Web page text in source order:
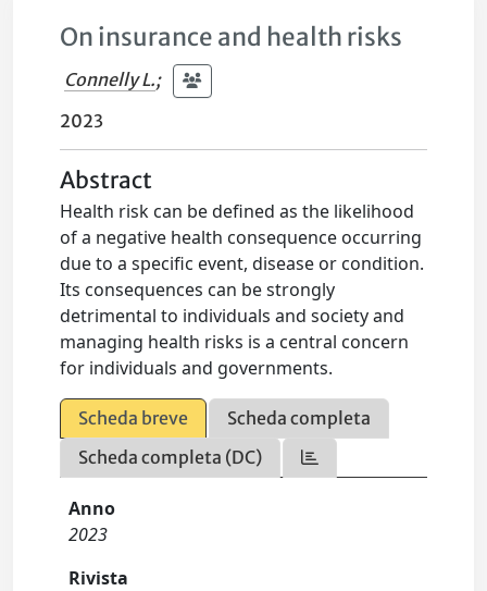
On insurance and health risks
Connelly L.;
2023
Abstract
Health risk can be defined as the likelihood
of a negative health consequence occurring
due to a specific event, disease or condition.
Its consequences can be strongly
detrimental to individuals and society and
managing health risks is a central concern
for individuals and governments.
Scheda breve
Scheda completa
Scheda completa (DC)
Anno
2023
Rivista